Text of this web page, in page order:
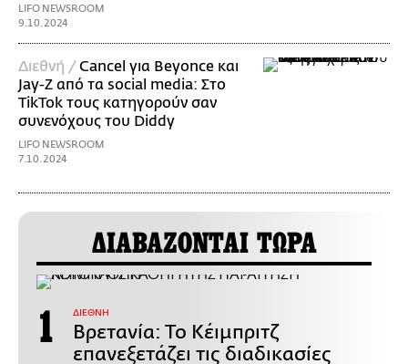
LIFO NEWSROOM
9.10.2024
Διεθνή /Cancel για Beyonce και
Jay-Z από τα social media: Στο
TikTok τους κατηγορούν σαν
συνενόχους του Diddy
LIFO NEWSROOM
7.10.2024
ΔΙΑΒΑΖΟΝΤΑΙ ΤΩΡΑ
ΔΙΕΘΝΗ
Βρετανία: Το Κέιμπριτζ
επανεξετάζει τις διαδικασίες